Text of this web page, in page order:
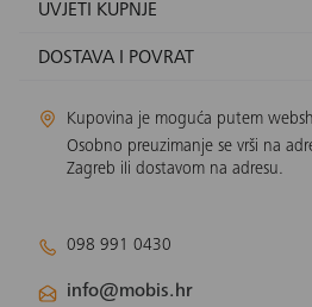
UVJETI KUPNJE
DOSTAVA I POVRAT
Kupovina je moguća putem
Osobno preuzimanje se vrši na
Zagreb ili dostavom na adresu.
098 991 0430
info@mobis.hr